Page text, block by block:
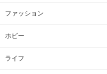
ファッション
ホビー
ライフ